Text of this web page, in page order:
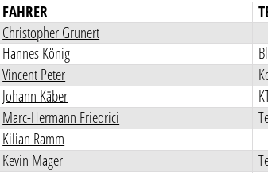
FAHRER
Christopher Grunert
Hannes König
Vincent Peter
Johann Käber
Marc-Hermann Friedrici
Kilian Ramm
Kevin Mager